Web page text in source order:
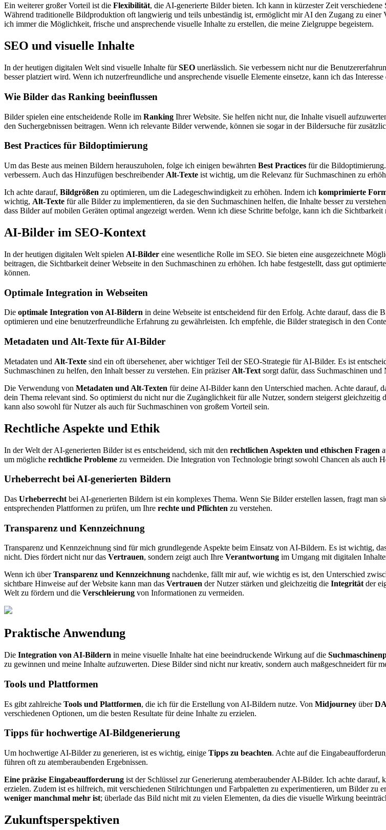
Ein weiterer großer Vorteil ist die Flexibilität, die AI-generierte Bilder bieten. Ich kann in kürzester Zeit
Während traditionelle Bildproduktion oft langwierig und teils unbeständig ist, ermög​​​​licht mir AI den Zugang zu einer
ich immer die Möglichkeit, frische und ansprechende visuelle Inhalte zu erstellen, die meine Zielgruppe begeistern.
SEO und visuelle Inhalte
In der heutigen digitalen Welt sind visuelle Inhalte fürSEO unerlässlich. Sie verbessern nicht nur die
besser platziert wird. Wenn ich nutzerfreundliche und ansprechende visuelle Elemente einsetze, kann ich das
Wie Bilder das Ranking beeinflussen
Bilder spielen eine entscheidende Rolle im Ranking Ihrer Website. Sie helfen nicht nur, die Inhalte visuell
den Suchergebnissen beitragen. Wenn ich relevante Bilder verwende, können sie sogar in der Bildersuche für
Best Practices für Bildoptimierung
Um das Beste aus meinen Bildern herauszuholen, folge ich einigen bewährten Best Practices für die
verbessern. Auch das Hinzufügen beschreibender Alt-Texte ist wichtig, um die Relevanz für Suchmaschinen zu
Ich achte darauf, Bildgrößen zu optimieren, um die Ladegeschwindigkeit zu erhöhen. Indem ich komprimierte
wichtig, Alt-Texte für alle Bilder zu implementieren, da sie den Suchmaschinen helfen, die Inhalte besser zu
dass Bilder auf mobilen Geräten optimal angezeigt werden. Wenn ich diese Schritte befolge, kann ich die
AI-Bilder im SEO-Kontext
In der heutigen digitalen Welt spielen AI-Bilder eine wesentliche Rolle im SEO. Sie bieten eine ausgezeichnete
beitragen, die Sichtbarkeit deiner Webseite in den Suchmaschinen zu erhöhen. Ich habe festgestellt, dass gut
können.
Optimale Integration in Webseiten
Die optimale Integration von AI-Bildern in deine Webseite ist entscheidend für den Erfolg. Achte darauf, dass
optimieren und eine benutzerfreundliche Erfahrung zu gewährleisten. Ich empfehle, die Bilder strategisch in den
Metadaten und Alt-Texte für AI-Bilder
Metadaten und Alt-Texte sind ein oft übersehener, aber wichtiger Teil der SEO-Strategie für AI-Bilder. Es ist
Suchmaschinen zu helfen, den Inhalt besser zu verstehen. Ein präziser Alt-Text sorgt dafür, dass Suchmaschinen
Die Verwendung von Metadaten und Alt-Texten für deine AI-Bilder kann den Unterschied machen. Achte darauf,
dein Thema relevant sind. So optimierst du nicht nur die Zugänglichkeit für alle Nutzer, sondern steigerst
kann also sowohl für Nutzer als auch für Suchmaschinen von großem Vorteil sein.
Rechtliche Aspekte und Ethik
In der Welt der AI-generierten Bilder ist es entscheidend, sich mit den rechtlichen Aspekten und ethischen Fragen
um mögliche rechtliche Probleme zu vermeiden. Die Integration von Technologie bringt sowohl Chancen als auch
Urheberrecht bei AI-generierten Bildern
Das Urheberrecht bei AI-generierten Bildern ist ein komplexes Thema. Wenn Sie Bilder erstellen lassen, fragt man
entsprechenden Plattformen zu prüfen, um Ihre rechte und Pflichten zu verstehen.
Transparenz und Kennzeichnung
Transparenz und Kennzeichnung sind für mich grundlegende Aspekte beim Einsatz von AI-Bildern. Es ist wichtig,
nicht. Dies fördert nicht nur das Vertrauen, sondern zeigt auch Ihre Verantwortung im Umgang mit digitalen
Wenn ich überTransparenz und Kennzeichnung nachdenke, fällt mir auf, wie wichtig es ist, den Unterschied
sichtbare Hinweise auf der Website kann man das Vertrauen der Nutzer stärken und gleichzeitig die Integritätder
Welt zu fördern und die Verschleierung von Informationen zu vermeiden.
Praktische Anwendung
Die Integration von AI-Bildern in meine visuelle Inhalte hat eine beeindruckende Wirkung auf die
zu gewinnen und meine Inhalte aufzuwerten. Diese Bilder sind nicht nur kreativ, sondern auch maßgeschneidert für
Tools und Plattformen
Es gibt zahlreiche Tools und Plattformen, die ich für die Erstellung von AI-Bildern nutze. Von Midjourney über
verschiedenen Optionen, um die besten Resultate für deine Inhalte zu erzielen.
Tipps für hochwertige AI-Bildgenerierung
Um hochwertige AI-Bilder zu generieren, ist es wichtig, einige Tipps zu beachten. Achte auf die
führen oft zu atemberaubenden Ergebnissen.
Eine präzise Eingabeaufforderung ist der Schlüssel zur Generierung atemberaubender AI-Bilder. Ich achte
erzielen. Zudem ist es hilfreich, mit verschiedenen Stilrichtungen und Farbpaletten zu experimentieren, um Bilder zu
weniger manchmal mehr ist; überlade das Bild nicht mit zu vielen Elementen, da dies die visuelle Wirkung
Zukunftsperspektiven